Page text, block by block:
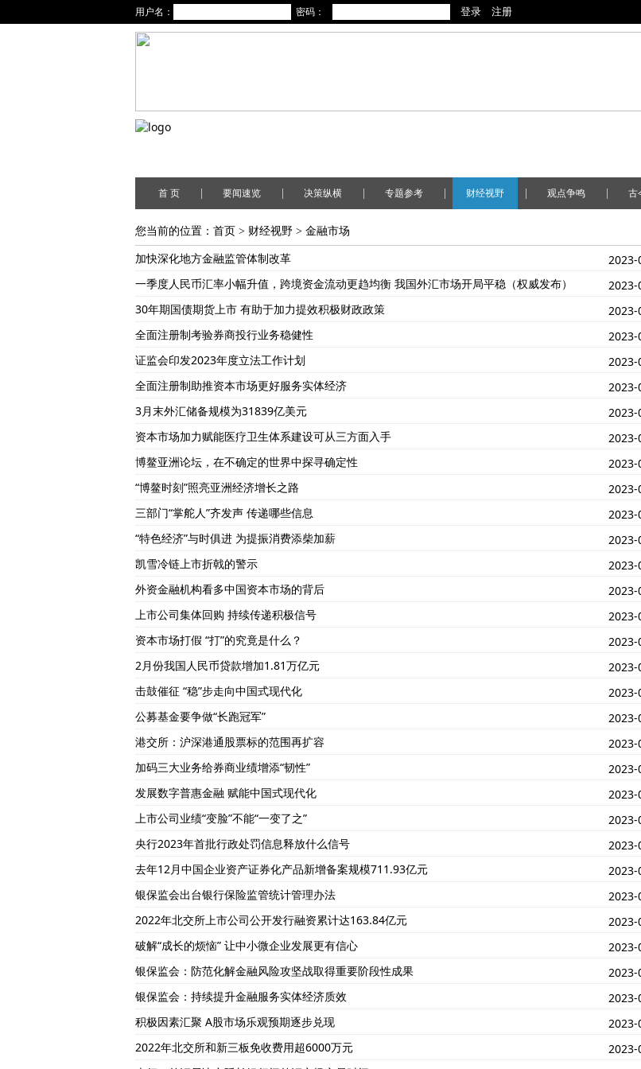
用户名： 密码：
首 页 要闻速览 决策纵横 专题参考 财经视野 观点争鸣 古
您当前的位置： 首页 > 财经视野 > 金融市场
加快深化地方金融监管体制改革
2023-
一季度人民币汇率小幅升值，跨境资金流动更趋均衡 我国外汇市场开局平稳（权威发布）
2023-
30年期国债期货上市 有助于加力提效积极财政政策
2023-
全面注册制考验券商投行业务稳健性
2023-
证监会印发2023年度立法工作计划
2023-
全面注册制助推资本市场更好服务实体经济
2023-
3月末外汇储备规模为31839亿美元
2023-
资本市场加力赋能医疗卫生体系建设可从三方面入手
2023-
博鳌亚洲论坛，在不确定的世界中探寻确定性
2023-
“博鳌时刻”照亮亚洲经济增长之路
2023-
三部门“掌舵人”齐发声 传递哪些信息
2023-
“特色经济”与时俱进 为提振消费添柴加薪
2023-
凯雪冷链上市折戟的警示
2023-
外资金融机构看多中国资本市场的背后
2023-
上市公司集体回购 持续传递积极信号
2023-
资本市场打假 “打”的究竟是什么？
2023-
2月份我国人民币贷款增加1.81万亿元
2023-
击鼓催征 “稳”步走向中国式现代化
2023-
公募基金要争做“长跑冠军”
2023-
港交所：沪深港通股票标的范围再扩容
2023-
加码三大业务给券商业绩增添“韧性”
2023-
发展数字普惠金融 赋能中国式现代化
2023-
上市公司业绩“变脸”不能“一变了之”
2023-
央行2023年首批行政处罚信息释放什么信号
2023-
去年12月中国企业资产证券化产品新增备案规模711.93亿元
2023-
银保监会出台银行保险监管统计管理办法
2023-
2022年北交所上市公司公开发行融资累计达163.84亿元
2023-
破解“成长的烦恼” 让中小微企业发展更有信心
2023-
银保监会：防范化解金融风险攻坚战取得重要阶段性成果
2023-
银保监会：持续提升金融服务实体经济质效
2023-
积极因素汇聚 A股市场乐观预期逐步兑现
2023-
2022年北交所和新三板免收费用超6000万元
2023-